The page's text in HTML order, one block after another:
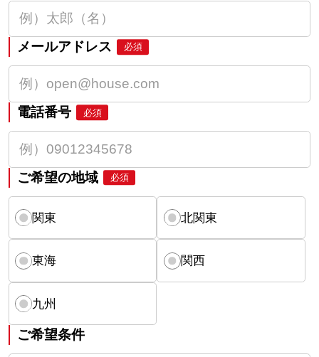
メールアドレス 必須
電話番号 必須
ご希望の地域 必須
関東 北関東
東海 関西
九州
ご希望条件